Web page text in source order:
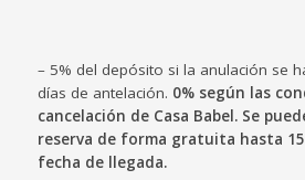
– 5% del depósito si la anulación se
días de antelación. 0% según las
cancelación de Casa Babel. Se
reserva de forma gratuita hasta
fecha de llegada.